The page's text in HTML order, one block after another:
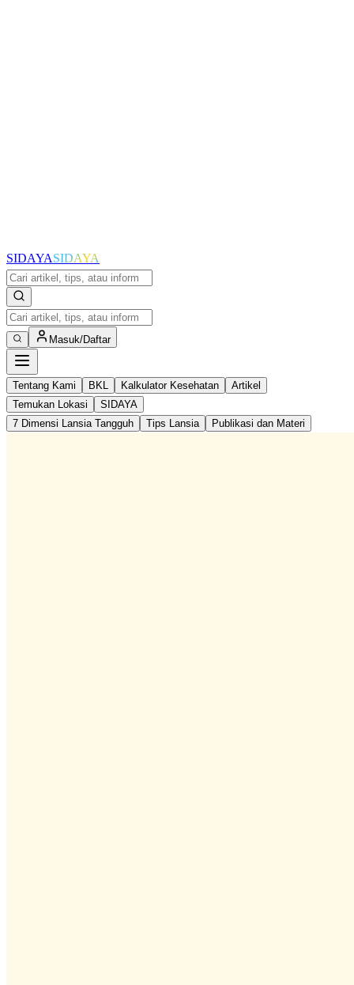
SIDAYASIDAYA
Masuk/Daftar
Tentang Kami BKL Kalkulator Kesehatan
Artikel
Temukan Lokasi
SIDAYA
7 Dimensi Lansia Tangguh
Tips Lansia Publikasi dan Materi